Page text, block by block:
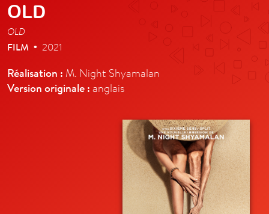
OLD
OLD
FILM • 2021
Réalisation : M. Night Shyamalan
Version originale : anglais